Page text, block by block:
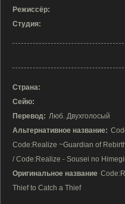
Режиссёр:
Студия:
Страна:
Сейю:
Перевод: Люб. Двухголосый
Альтернативное название:
Code:Realize ~Guardian of
/ Code:Realize - Sousei no
Оригинальное название
Thief to Catch a Thief